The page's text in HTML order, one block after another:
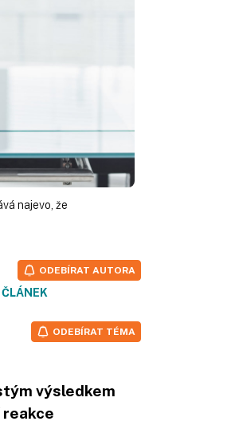
najevo, že
ODEBÍRAT AUTORA
ODEBÍRAT TÉMA
výsledkem
reakce